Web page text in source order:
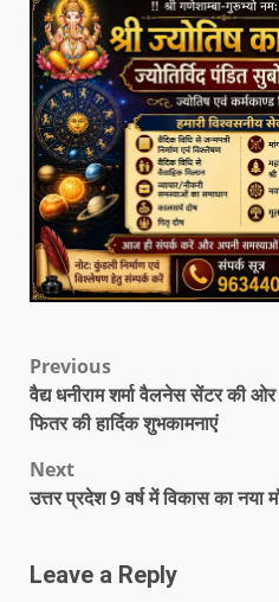
Previous
वैद्य धनीराम शर्मा वैलनेस सेंटर की
फितर की हार्दिक शुभकामनाएं
Next
उत्तर प्रदेश 9 वर्ष में विकास का नया
Leave a Reply